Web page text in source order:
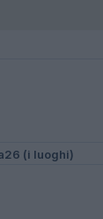
(i luoghi)